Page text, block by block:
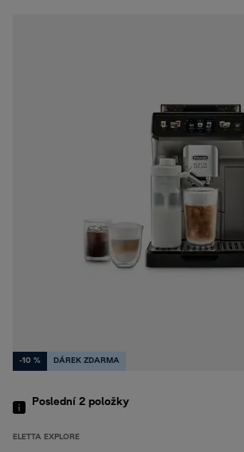
-10 % DÁREK ZDARMA
Poslední 2 položky
ELETTA EXPLORE